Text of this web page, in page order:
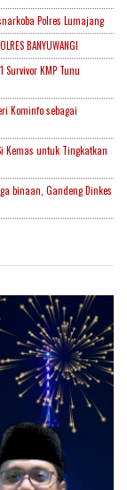
Polres Lumajang
BANYUWANGI
KMP Tunu
Kominfo sebagai
Kemas untuk Tingkatkan
binaan, Gandeng Dinkes